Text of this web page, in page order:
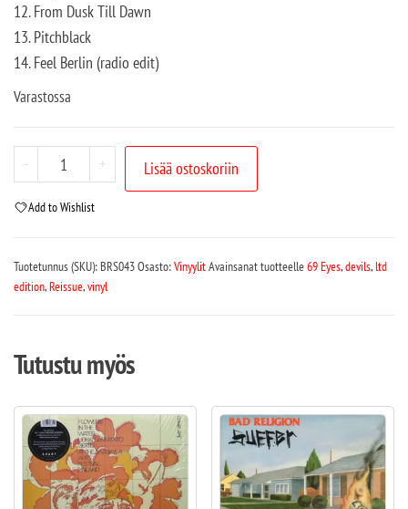
12. From Dusk Till Dawn
13. Pitchblack
14. Feel Berlin (radio edit)
Varastossa
- + Lisää ostoskoriin
Add to Wishlist
Tuotetunnus (SKU): BRS043Osasto:VinyylitAvainsanat tuotteelle69 Eyes,devils,ltd
edition,Reissue,vinyl
Tutustu myös